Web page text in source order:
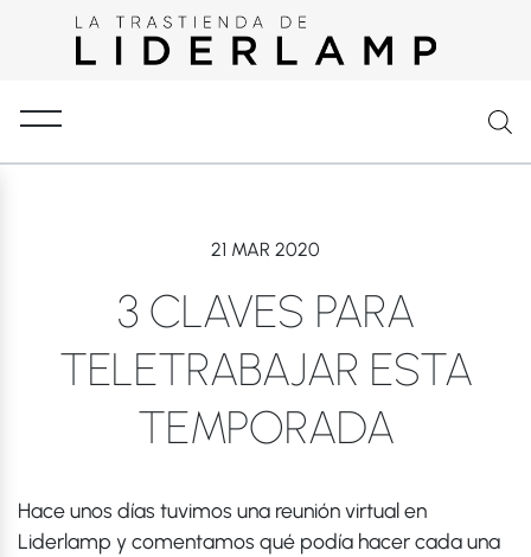
21 MAR 2020
3 CLAVES PARA
TELETRABAJAR ESTA
TEMPORADA
Hace unos días tuvimos una reunión virtual en
Liderlamp y comentamos qué podía hacer cada una